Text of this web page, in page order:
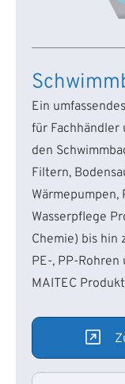
Ein
für Fachhändler
den
Filtern,
Wasserpflege
Chemie) bis hin
PE-, PP-
MAITEC